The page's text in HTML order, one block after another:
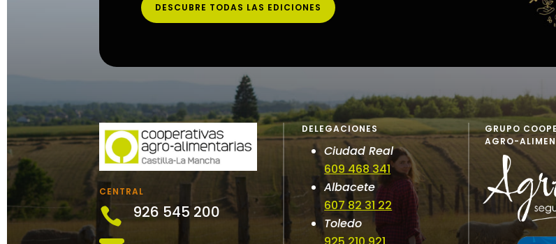
DESCUBRE TODAS LAS EDICIONES
CENTRAL
 926 545 200
DELEGACIONES
Ciudad Real
609 468 341
Albacete
607 82 31 22
Toledo
GRUPO
AGRO-